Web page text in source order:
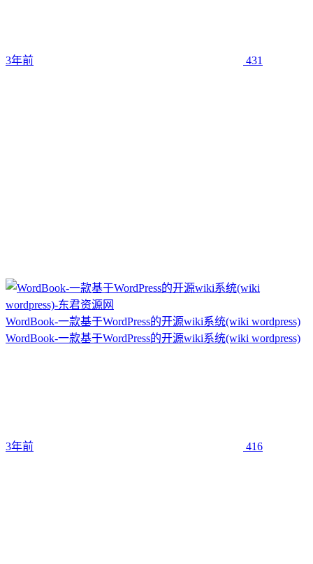
3年前 431
WordBook-一款基于WordPress的开源wiki系统(wiki wordpress)
WordBook-一款基于WordPress的开源wiki系统(wiki wordpress)
3年前 416